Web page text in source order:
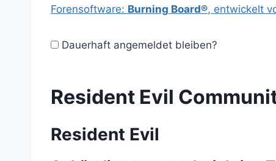
Forensoftware: Burning Board®, entwickelt
Dauerhaft angemeldet bleiben?
Resident Evil
Resident Evil